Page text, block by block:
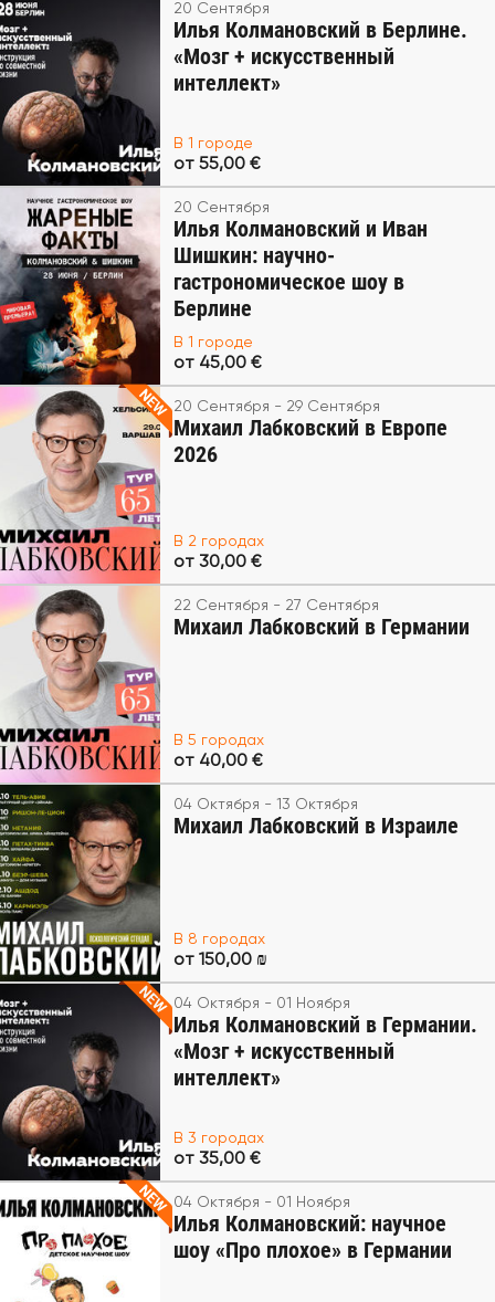
20 Сентября
Илья Колмановский в Берлине.
«Мозг + искусственный
интеллект»
В 1 городе
от 55,00 €
20 Сентября
Илья Колмановский и Иван
Шишкин: научно-
гастрономическое шоу в
Берлине
В 1 городе
от 45,00 €
20 Сентября - 29 Сентября
Михаил Лабковский в Европе
2026
В 2 городах
от 30,00 €
22 Сентября - 27 Сентября
Михаил Лабковский в Германии
В 5 городах
от 40,00 €
04 Октября - 13 Октября
Михаил Лабковский в Израиле
В 8 городах
от 150,00 ₪
04 Октября - 01 Ноября
Илья Колмановский в Германии.
«Мозг + искусственный
интеллект»
В 3 городах
от 35,00 €
04 Октября - 01 Ноября
Илья Колмановский: научное
шоу «Про плохое» в Германии